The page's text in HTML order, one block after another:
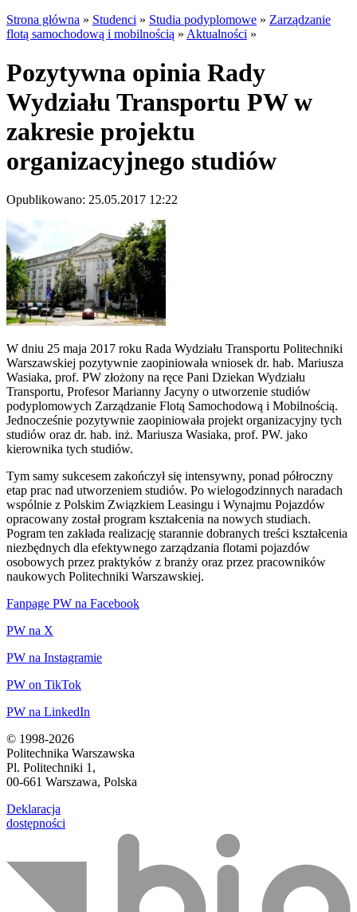
Strona główna » Studenci » Studia podyplomowe » Zarządzanie
flotą samochodową i mobilnością » Aktualności »
Pozytywna opinia Rady
Wydziału Transportu PW w
zakresie projektu
organizacyjnego studiów
Opublikowano: 25.05.2017 12:22
W dniu 25 maja 2017 roku Rada Wydziału Transportu Politechniki
Warszawskiej pozytywnie zaopiniowała wniosek dr. hab. Mariusza
Wasiaka, prof. PW złożony na ręce Pani Dziekan Wydziału
Transportu, Profesor Marianny Jacyny o utworzenie studiów
podyplomowych Zarządzanie Flotą Samochodową i Mobilnością.
Jednocześnie pozytywnie zaopiniowała projekt organizacyjny tych
studiów oraz dr. hab. inż. Mariusza Wasiaka, prof. PW. jako
kierownika tych studiów.
Tym samy sukcesem zakończył się intensywny, ponad półroczny
etap prac nad utworzeniem studiów. Po wielogodzinnych naradach
wspólnie z Polskim Związkiem Leasingu i Wynajmu Pojazdów
opracowany został program kształcenia na nowych studiach.
Pogram ten zakłada realizację starannie dobranych treści kształcenia
niezbędnych dla efektywnego zarządzania flotami pojazdów
osobowych przez praktyków z branży oraz przez pracowników
naukowych Politechniki Warszawskiej.
Fanpage PW na Facebook
PW na X
PW na Instagramie
PW on TikTok
PW na LinkedIn
© 1998-2026
Politechnika Warszawska
Pl. Politechniki 1,
00-661 Warszawa, Polska
Deklaracja
dostępności